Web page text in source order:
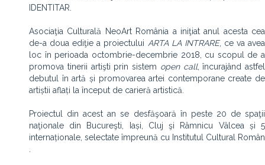
IDENTITAR.
Asociaţia Culturală NeoArt România a iniţiat anul acesta cea
de-a doua ediţie a proiectului ARTA LA INTRARE, ce va avea
loc în perioada octombrie-decembrie 2018, cu scopul de a
promova tinerii artişti prin sistem open call, încurajând astfel
debutul în artă și promovarea artei contemporane create de
artiștii aflați la început de carieră artistică.
Proiectul din acest an se desfăşoară în peste 20 de spaţii
naţionale din Bucureşti, Iași, Cluj şi Râmnicu Vâlcea și 5
internaționale, selectate împreună cu Institutul Cultural Român